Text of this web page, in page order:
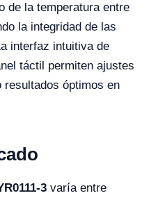
de la temperatura entre
la integridad de las
interfaz intuitiva de
táctil permiten ajustes
resultados óptimos en
3 varía entre